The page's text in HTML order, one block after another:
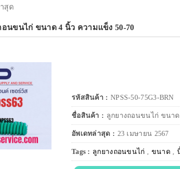
สุด
นขนไก่ ขนาด 4 นิ้ว ความแข็ง 50-70
รหัสสินค้า : NPSS-50-75G3-BRN
ชื่อสินค้า : ลูกยางถอนขนไก่ ขนา
อัพเดทล่าสุด : 23 เมษายน 2567
Tags : ลูกยางถอนขนไก่ , ขนาด ,